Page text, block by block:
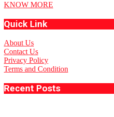
KNOW MORE
Quick Link
About Us
Contact Us
Privacy Policy
Terms and Condition
Recent Posts